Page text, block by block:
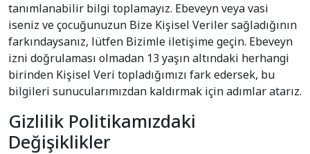
tanımlanabilir bilgi toplamayız. Ebeveyn veya vasi
iseniz ve çocuğunuzun Bize Kişisel Veriler sağladığının
farkındaysanız, lütfen Bizimle iletişime geçin. Ebeveyn
izni doğrulaması olmadan 13 yaşın altındaki herhangi
birinden Kişisel Veri topladığımızı fark edersek, bu
bilgileri sunucularımızdan kaldırmak için adımlar atarız.
Gizlilik Politikamızdaki
Değişiklikler